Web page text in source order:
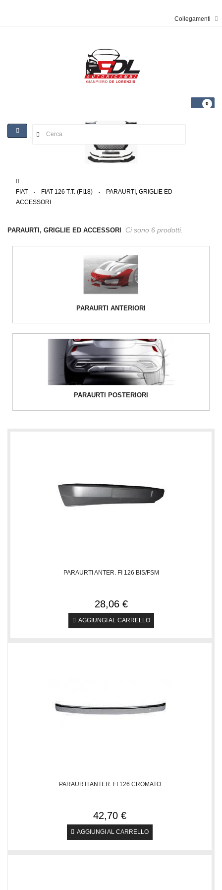
Collegamenti
0
Toggle
>
FIAT
> FIAT 126 T.T. (FI18) >
PARAURTI, GRIGLIE ED
ACCESSORI
PARAURTI, GRIGLIE ED ACCESSORI Ci sono 6 prodotti.
PARAURTI ANTERIORI
PARAURTI POSTERIORI
PARAURTI ANTER. FI 126 BIS/FSM
28,06 €
AGGIUNGI AL CARRELLO
PARAURTI ANTER. FI 126 CROMATO
42,70 €
AGGIUNGI AL CARRELLO